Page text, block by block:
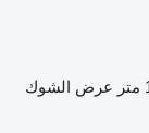
عرض الشوك